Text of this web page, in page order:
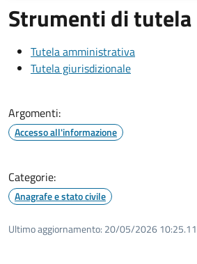
Strumenti di tutela
Tutela amministrativa
Tutela giurisdizionale
Argomenti:
Accesso all'informazione
Categorie:
Anagrafe e stato civile
Ultimo aggiornamento: 20/05/2026 10:25.11